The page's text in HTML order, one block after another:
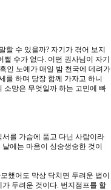
할 수 있을까? 자기가 겪어 보지
수가 없다. 어떤 권사님이 자기
인 노예가 매일 밤 천국에 데려가
를 하며 당장 함께 가자고 하니
소망은 무엇일까 하는 고민에 빠
를 가슴에 품고 다닌 사람이라
에는 마음이 싱숭생숭한 것이
했어도 막상 닥치면 두려운 법이
두려운 것이다. 번지점프를 할